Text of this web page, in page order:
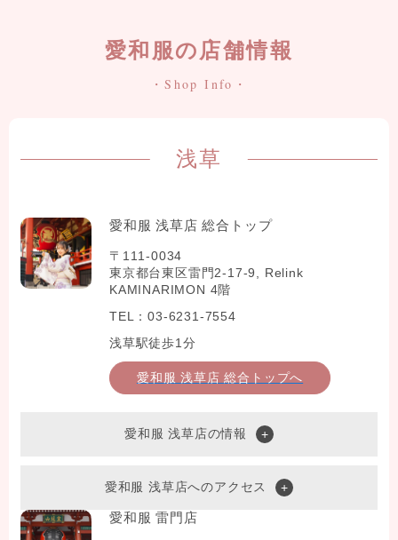
愛和服の店舗情報
・Shop Info・
浅草
愛和服 浅草店 総合トップ
〒111-0034
東京都台東区雷門2-17-9, Relink
KAMINARIMON 4階
TEL：03-6231-7554
浅草駅徒歩1分
愛和服 浅草店 総合トップへ
愛和服 浅草店の情報
愛和服 浅草店へのアクセス
愛和服 雷門店